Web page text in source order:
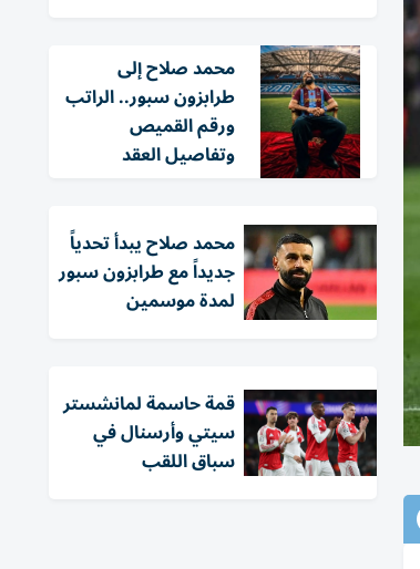
محمد صلاح إلى
طرابزون سبور.. الراتب
ورقم القميص
وتفاصيل العقد
محمد صلاح يبدأ تحدياً
جديداً مع طرابزون سبور
لمدة موسمين
قمة حاسمة لمانشستر
سيتي وأرسنال في
سباق اللقب